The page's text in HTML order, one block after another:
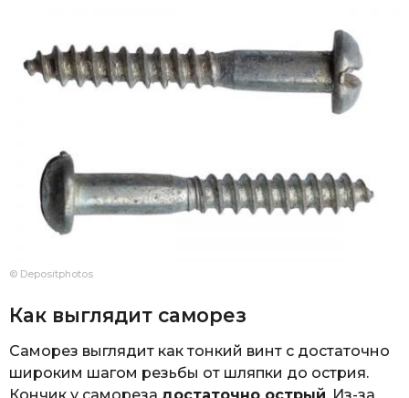
© Depositphotos
Как выглядит саморез
Саморез выглядит как тонкий винт с достаточно
широким шагом резьбы от шляпки до острия.